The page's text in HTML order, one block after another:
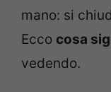
mano: si
Ecco cosa
vedendo.